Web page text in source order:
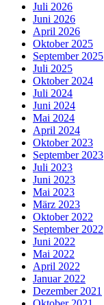
Juli 2026
Juni 2026
April 2026
Oktober 2025
September 2025
Juli 2025
Oktober 2024
Juli 2024
Juni 2024
Mai 2024
April 2024
Oktober 2023
September 2023
Juli 2023
Juni 2023
Mai 2023
März 2023
Oktober 2022
September 2022
Juni 2022
Mai 2022
April 2022
Januar 2022
Dezember 2021